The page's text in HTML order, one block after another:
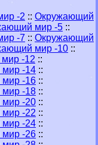
-2 :: Окружающий
мир -5 ::
-7 :: Окружающий
мир -10 ::
-12 ::
-14 ::
-16 ::
-18 ::
-20 ::
-22 ::
-24 ::
-26 ::